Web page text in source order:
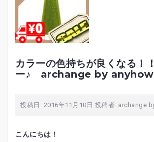
カラーの色持ちが良くなる！
ー♪ archange by anyhow
投稿日: 2016年11月10日 投稿者: archange
こんにちは！